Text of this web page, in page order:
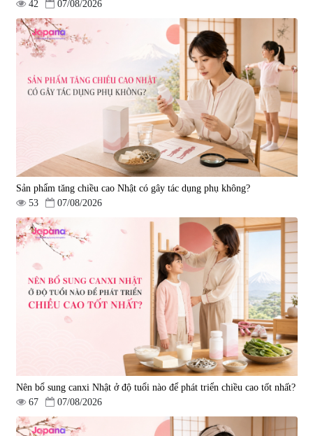
42 07/08/2026
Sản phẩm tăng chiều cao Nhật có gây tác dụng phụ không?
53
07/08/2026
Nên bổ sung canxi Nhật ở độ tuổi nào để phát triển chiều cao tốt nhất?
67
07/08/2026